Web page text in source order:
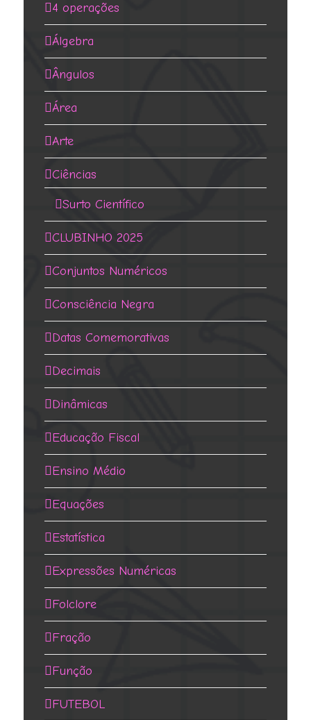
4 operações
Álgebra
Ângulos
Área
Arte
Ciências
Surto Científico
CLUBINHO 2025
Conjuntos Numéricos
Consciência Negra
Datas Comemorativas
Decimais
Dinâmicas
Educação Fiscal
Ensino Médio
Equações
Estatística
Expressões Numéricas
Folclore
Fração
Função
FUTEBOL